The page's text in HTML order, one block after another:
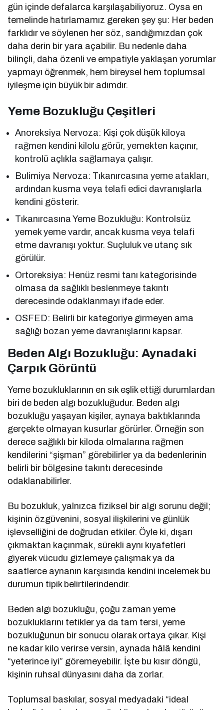
gün içinde defalarca karşılaşabiliyoruz. Oysa en
temelinde hatırlamamız gereken şey şu: Her beden
farklıdır ve söylenen her söz, sandığımızdan çok
daha derin bir yara açabilir. Bu nedenle daha
bilinçli, daha özenli ve empatiyle yaklaşan yorumlar
yapmayı öğrenmek, hem bireysel hem toplumsal
iyileşme için büyük bir adımdır.
Yeme Bozukluğu Çeşitleri
Anoreksiya Nervoza: Kişi çok düşük kiloya
rağmen kendini kilolu görür, yemekten kaçınır,
kontrolü açlıkla sağlamaya çalışır.
Bulimiya Nervoza: Tıkanırcasına yeme atakları,
ardından kusma veya telafi edici davranışlarla
kendini gösterir.
Tıkanırcasına Yeme Bozukluğu: Kontrolsüz
yemek yeme vardır, ancak kusma veya telafi
etme davranışı yoktur. Suçluluk ve utanç sık
görülür.
Ortoreksiya: Henüz resmi tanı kategorisinde
olmasa da sağlıklı beslenmeye takıntı
derecesinde odaklanmayı ifade eder.
OSFED: Belirli bir kategoriye girmeyen ama
sağlığı bozan yeme davranışlarını kapsar.
Beden Algı Bozukluğu: Aynadaki
Çarpık Görüntü
Yeme bozukluklarının en sık eşlik ettiği durumlardan
biri de beden algı bozukluğudur. Beden algı
bozukluğu yaşayan kişiler, aynaya baktıklarında
gerçekte olmayan kusurlar görürler. Örneğin son
derece sağlıklı bir kiloda olmalarına rağmen
kendilerini “şişman” görebilirler ya da bedenlerinin
belirli bir bölgesine takıntı derecesinde
odaklanabilirler.
Bu bozukluk, yalnızca fiziksel bir algı sorunu değil;
kişinin özgüvenini, sosyal ilişkilerini ve günlük
işlevselliğini de doğrudan etkiler. Öyle ki, dışarı
çıkmaktan kaçınmak, sürekli aynı kıyafetleri
giyerek vücudu gizlemeye çalışmak ya da
saatlerce aynanın karşısında kendini incelemek bu
durumun tipik belirtilerindendir.
Beden algı bozukluğu, çoğu zaman yeme
bozukluklarını tetikler ya da tam tersi, yeme
bozukluğunun bir sonucu olarak ortaya çıkar. Kişi
ne kadar kilo verirse versin, aynada hâlâ kendini
“yeterince iyi” göremeyebilir. İşte bu kısır döngü,
kişinin ruhsal dünyasını daha da zorlar.
Toplumsal baskılar, sosyal medyadaki “ideal